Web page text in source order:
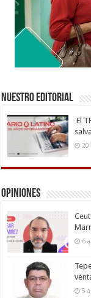
Nuestro Editorial
El
Opiniones
6
5